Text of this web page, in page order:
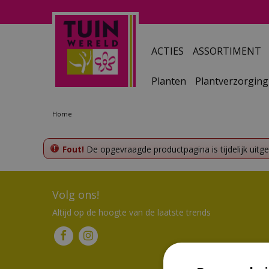
Home
ACTIES ASSORTIMENT
Planten Plantverzorging
Fout! De opgevraagde productpagina is tijdelijk
Volg ons!
Altijd op de hoogte van de laatste trends